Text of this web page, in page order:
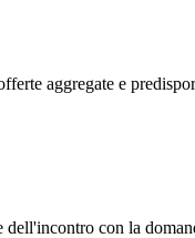
aggregate e
con la